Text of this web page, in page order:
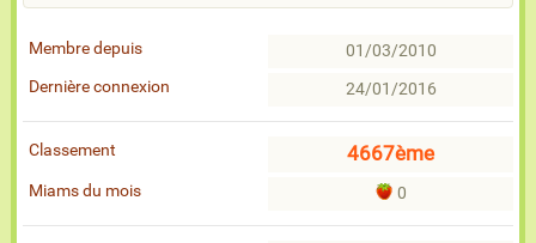
Membre depuis
01/03/2010
Dernière connexion
24/01/2016
Classement 4667ème
Miams du mois 0